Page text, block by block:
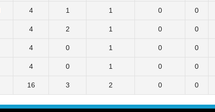
4 1 1 0 0
4 2 1 0 0
4 0 1 0 0
4 0 1 0 0
16 3 2 0 0